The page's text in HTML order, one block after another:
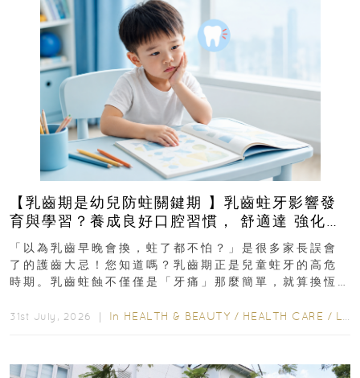
【乳齒期是幼兒防蛀關鍵期 】乳齒蛀牙影響發
育與學習？養成良好口腔習慣， 舒適達 強化琺
瑯質 兒童牙膏防護指南
「以為乳齒早晚會換，蛀了都不怕？」是很多家長誤會
了的護齒大忌！您知道嗎？乳齒期正是兒童蛀牙的高危
時期。乳齒蛀蝕不僅僅是「牙痛」那麼簡單，就算換恆
31st July, 2026 ｜ In HEALTH & BEAUTY / HEALTH CARE / LIFESTYLE